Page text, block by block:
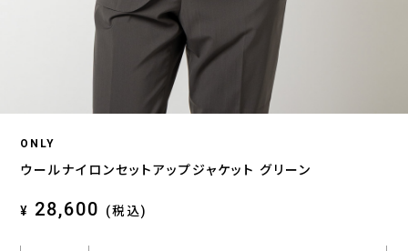
ONLY
ウールナイロンセットアップジャケット グリーン
¥ 28,600 (税込)